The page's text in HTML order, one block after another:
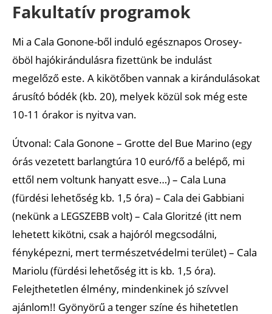
Fakultatív programok
Mi a Cala Gonone-ből induló egésznapos Orosey-
öböl hajókirándulásra fizettünk be indulást
megelőző este. A kikötőben vannak a kirándulásokat
árusító bódék (kb. 20), melyek közül sok még este
10-11 órakor is nyitva van.
Útvonal: Cala Gonone – Grotte del Bue Marino (egy
órás vezetett barlangtúra 10 euró/fő a belépő, mi
ettől nem voltunk hanyatt esve…) – Cala Luna
(fürdési lehetőség kb. 1,5 óra) – Cala dei Gabbiani
(nekünk a LEGSZEBB volt) – Cala Gloritzé (itt nem
lehetett kikötni, csak a hajóról megcsodálni,
fényképezni, mert természetvédelmi terület) – Cala
Mariolu (fürdési lehetőség itt is kb. 1,5 óra).
Felejthetetlen élmény, mindenkinek jó szívvel
ajánlom!! Gyönyörű a tenger színe és hihetetlen